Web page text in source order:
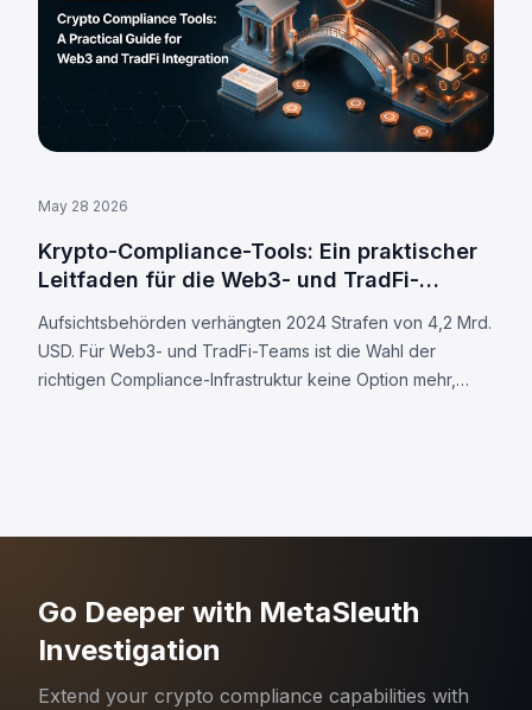
May 28 2026
Krypto-Compliance-Tools: Ein praktischer
Leitfaden für die Web3- und TradFi-
Aufsichtsbehörden verhängten 2024 Strafen von 4,2 Mrd.
USD. Für Web3- und TradFi-Teams ist die Wahl der
richtigen Compliance-Infrastruktur keine Option mehr,
Go Deeper with MetaSleuth
Investigation
Extend your crypto compliance capabilities with